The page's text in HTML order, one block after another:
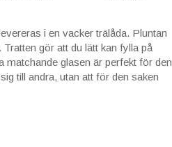
i en vacker trälåda. Pluntan
gör att du lätt kan fylla på
matchande glasen är perfekt för den
till andra, utan att för den saken